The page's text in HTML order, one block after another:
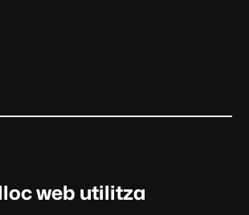
web utilitza
queixes i felicitacions